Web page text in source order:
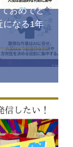
おめでと
になる1年